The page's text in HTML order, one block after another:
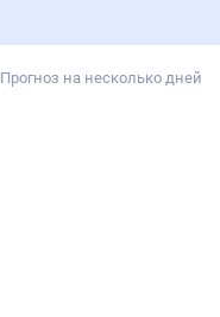
Прогноз на несколько дней